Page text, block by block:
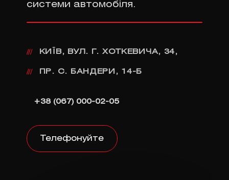
системи автомобіля.
/// КИЇВ, ВУЛ. Г. ХОТКЕВИЧА, 34,
/// ПР. С. БАНДЕРИ, 14-Б
+38 (067) 000-02-05
Телефонуйте